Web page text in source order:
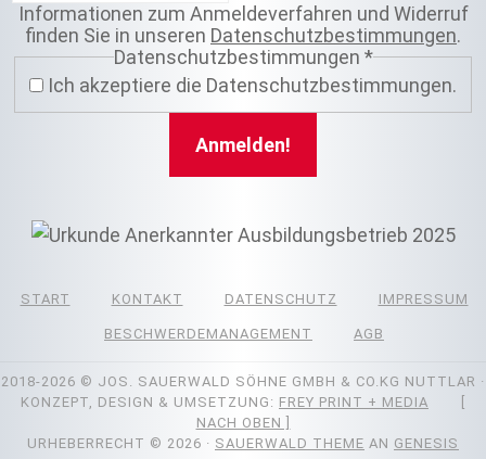
Informationen zum Anmeldeverfahren und Widerruf
finden Sie in unseren Datenschutzbestimmungen.
Datenschutzbestimmungen *
Ich akzeptiere die Datenschutzbestimmungen.
START KONTAKT DATENSCHUTZ IMPRESSUM
BESCHWERDEMANAGEMENT AGB
2018-2026 © JOS. SAUERWALD SÖHNE GMBH & CO.KG NUTTLAR ·
KONZEPT, DESIGN & UMSETZUNG: FREY PRINT + MEDIA
[
NACH OBEN ]
URHEBERRECHT © 2026 · SAUERWALD THEME AN GENESIS